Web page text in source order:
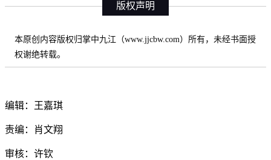
版权声明
本原创内容版权归掌中九江（www.jjcbw.com）所有，未经书面授
权谢绝转载。
编辑：王嘉琪
责编：肖文翔
审核：许钦